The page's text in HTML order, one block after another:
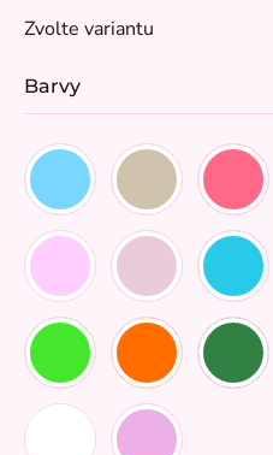
Měrná
Zvolte variantu
Barvy